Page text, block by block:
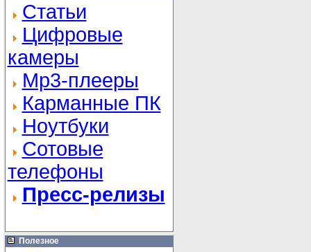
Статьи
Цифровые
камеры
Mp3-плееры
Карманные ПК
Ноутбуки
Сотовые
телефоны
Пресс-релизы
Полезное